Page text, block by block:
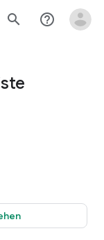
search help_outline